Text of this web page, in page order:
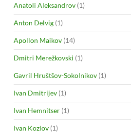
Anatoli Aleksandrov (1)
Anton Delvig (1)
Apollon Maikov (14)
Dmitri Merežkovski (1)
Gavril Hruštšov-Sokolnikov (1)
Ivan Dmitrijev (1)
Ivan Hemnitser (1)
Ivan Kozlov (1)